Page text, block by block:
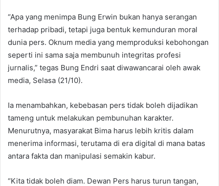
“Apa yang menimpa Bung Erwin bukan hanya serangan
terhadap pribadi, tetapi juga bentuk kemunduran moral
dunia pers. Oknum media yang memproduksi kebohongan
seperti ini sama saja membunuh integritas profesi
jurnalis,” tegas Bung Endri saat diwawancarai oleh awak
media, Selasa (21/10).
Ia menambahkan, kebebasan pers tidak boleh dijadikan
tameng untuk melakukan pembunuhan karakter.
Menurutnya, masyarakat Bima harus lebih kritis dalam
menerima informasi, terutama di era digital di mana batas
antara fakta dan manipulasi semakin kabur.
“Kita tidak boleh diam. Dewan Pers harus turun tangan,